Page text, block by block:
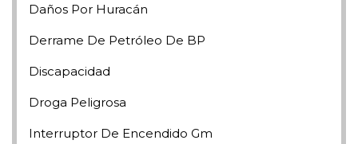
Daños Por Huracán
Derrame De Petróleo De BP
Discapacidad
Droga Peligrosa
Interruptor De Encendido Gm